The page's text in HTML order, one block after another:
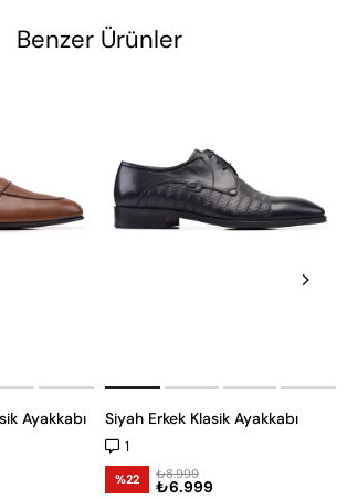
Benzer Ürünler
Ayakkabı Siyah Erkek Klasik Ayakkabı
1
%22 ₺6.999
₺8.999